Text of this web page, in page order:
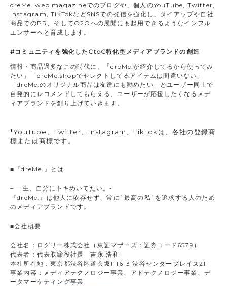
dreMe. web magazineでのブログや、個人のYouTube, Twitter,
Instagram, TikTokなどSNSでの発信を強化し、タイアップや自社
商品でのPR、そしてO2Oへの展開にも起用できるようなインフル
エンサーへと育成します。
#コミュニティを強化したCtoC特化型メディアブランドの創造
情報・商品過多なこの時代に、「dreMe.が紹介してるから使ってみ
たい」「dreMe.shopでセレクトしてるアイテムは間違いない」
「dreMe.のオリジナル商品は友達にも勧めたい」とユーザー同士で
自発的にレコメンドしてもらえる、ユーザーが応援したくなるメデ
ィアブランドを創り上げていきます。
*YouTube、Twitter、Instagram、TikTokは、各社の登録商
標または商標です。
■『dreMe.』とは
– 一生、自分にトキめいてたい。-
『dreMe.』は他人に依存せず、常に`最高の私`を追求する人のため
のメディアブランドです。
■会社概要
会社名：ログリー株式会社（東証マザーズ：証券コード6579）
代表者：代表取締役社長 吉永 浩和
本社所在地：東京都渋谷区道玄坂1-16-3 渋谷センタープレイス2F
事業内容：メディアテクノロジー事業、アドテクノロジー事業、デ
ータマーケティング事業